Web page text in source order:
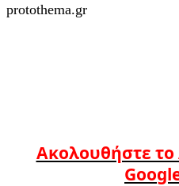
protothema.gr
Ακολουθήστε